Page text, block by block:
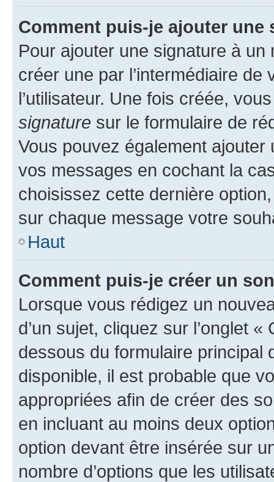
Comment puis-je ajouter une
Pour ajouter une signature à un
créer une par l’intermédiaire
l’utilisateur. Une fois créée,
signature sur le formulaire de
Vous pouvez également
vos messages en cochant la
choisissez cette dernière
sur chaque message votre
Haut
Comment puis-je créer un
Lorsque vous rédigez un
d’un sujet, cliquez sur l’onglet
dessous du formulaire principal
disponible, il est probable que
appropriées afin de créer des
en incluant au moins deux
option devant être insérée sur
nombre d’options que les